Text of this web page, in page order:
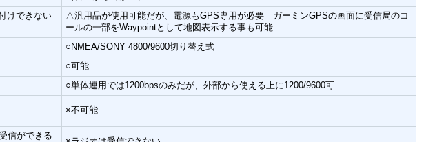
けできない
△汎用品が使用可能だが、電源もGPS専用が必要 ガーミンGPSの画面に受信局のコ
ールの一部をWaypointとして地図表示する事も可能
○NMEA/SONY 4800/9600切り替え式
○可能
○単体運用では1200bpsのみだが、外部から使える上に1200/9600可
×不可能
信ができる